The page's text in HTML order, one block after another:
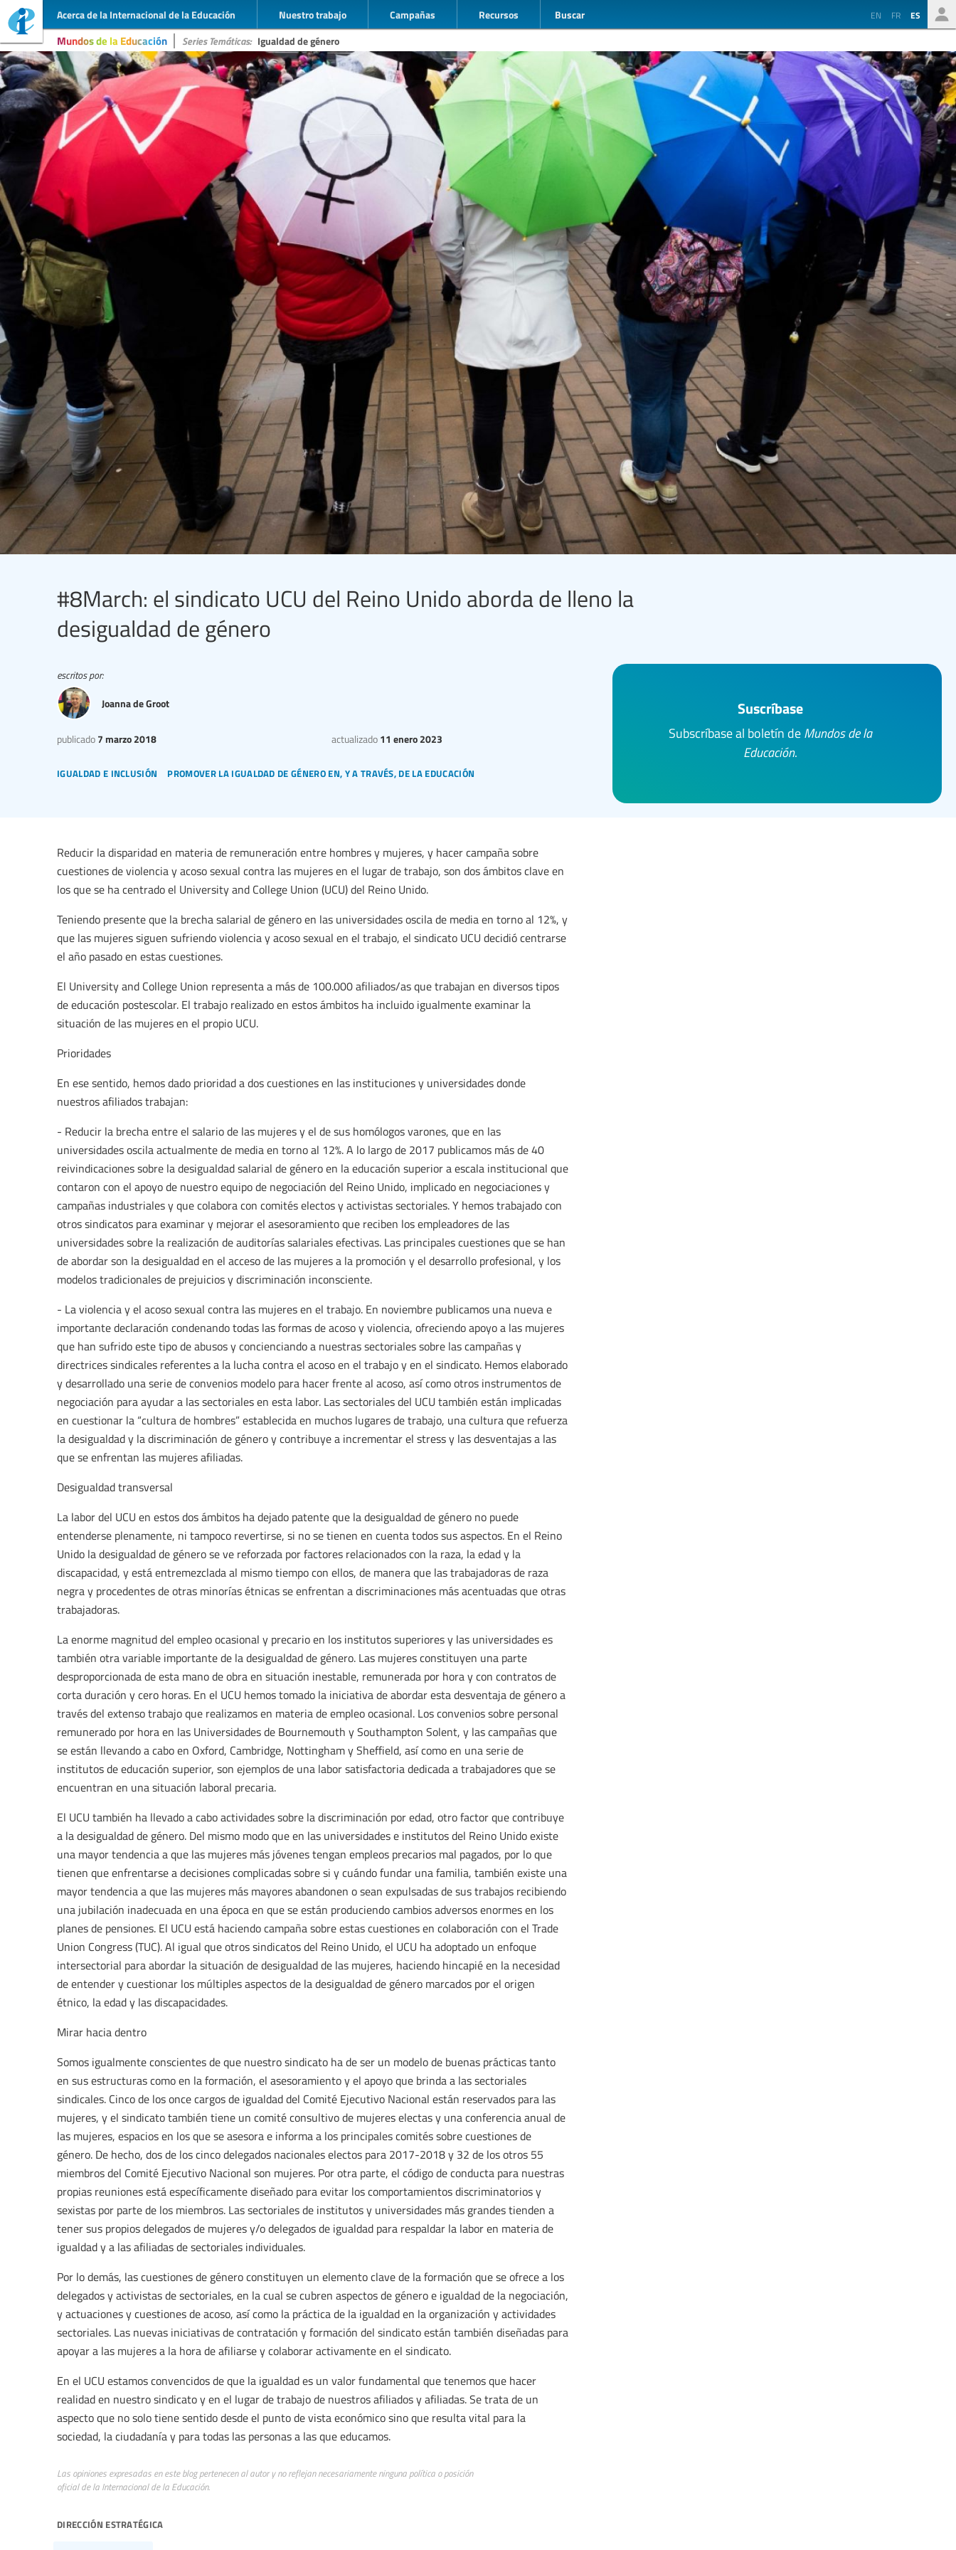
Acerca de la Internacional de la Educación Nuestro trabajo Campañas Recursos Buscar EN FR ES
Mundos de la Educación Series Temáticas: Igualdad de género
#8March: el sindicato UCU del Reino Unido aborda de lleno la
desigualdad de género
igualdad e inclusión promover la igualdad de género en, y a través, de la educación
publicado 7 marzo 2018 actualizado11 enero 2023
escritos por:
Joanna de Groot Suscríbase
Subscríbase al boletín de Mundos de la
Educación.
Reducir la disparidad en materia de remuneración entre hombres y mujeres, y hacer campaña sobre
cuestiones de violencia y acoso sexual contra las mujeres en el lugar de trabajo, son dos ámbitos clave en
los que se ha centrado el University and College Union (UCU) del Reino Unido.
Teniendo presente que la brecha salarial de género en las universidades oscila de media en torno al 12%, y
que las mujeres siguen sufriendo violencia y acoso sexual en el trabajo, el sindicato UCU decidió centrarse
el año pasado en estas cuestiones.
El University and College Union representa a más de 100.000 afiliados/as que trabajan en diversos tipos
de educación postescolar. El trabajo realizado en estos ámbitos ha incluido igualmente examinar la
situación de las mujeres en el propio UCU.
Prioridades
En ese sentido, hemos dado prioridad a dos cuestiones en las instituciones y universidades donde
nuestros afiliados trabajan:
- Reducir la brecha entre el salario de las mujeres y el de sus homólogos varones, que en las
universidades oscila actualmente de media en torno al 12%. A lo largo de 2017 publicamos más de 40
reivindicaciones sobre la desigualdad salarial de género en la educación superior a escala institucional que
contaron con el apoyo de nuestro equipo de negociación del Reino Unido, implicado en negociaciones y
campañas industriales y que colabora con comités electos y activistas sectoriales. Y hemos trabajado con
otros sindicatos para examinar y mejorar el asesoramiento que reciben los empleadores de las
universidades sobre la realización de auditorías salariales efectivas. Las principales cuestiones que se han
de abordar son la desigualdad en el acceso de las mujeres a la promoción y el desarrollo profesional, y los
modelos tradicionales de prejuicios y discriminación inconsciente.
- La violencia y el acoso sexual contra las mujeres en el trabajo. En noviembre publicamos una nueva e
importante declaración condenando todas las formas de acoso y violencia, ofreciendo apoyo a las mujeres
que han sufrido este tipo de abusos y concienciando a nuestras sectoriales sobre las campañas y
directrices sindicales referentes a la lucha contra el acoso en el trabajo y en el sindicato. Hemos elaborado
y desarrollado una serie de convenios modelo para hacer frente al acoso, así como otros instrumentos de
negociación para ayudar a las sectoriales en esta labor. Las sectoriales del UCU también están implicadas
en cuestionar la “cultura de hombres” establecida en muchos lugares de trabajo, una cultura que refuerza
la desigualdad y la discriminación de género y contribuye a incrementar el stress y las desventajas a las
que se enfrentan las mujeres afiliadas.
Desigualdad transversal
La labor del UCU en estos dos ámbitos ha dejado patente que la desigualdad de género no puede
entenderse plenamente, ni tampoco revertirse, si no se tienen en cuenta todos sus aspectos. En el Reino
Unido la desigualdad de género se ve reforzada por factores relacionados con la raza, la edad y la
discapacidad, y está entremezclada al mismo tiempo con ellos, de manera que las trabajadoras de raza
negra y procedentes de otras minorías étnicas se enfrentan a discriminaciones más acentuadas que otras
trabajadoras.
La enorme magnitud del empleo ocasional y precario en los institutos superiores y las universidades es
también otra variable importante de la desigualdad de género. Las mujeres constituyen una parte
desproporcionada de esta mano de obra en situación inestable, remunerada por hora y con contratos de
corta duración y cero horas. En el UCU hemos tomado la iniciativa de abordar esta desventaja de género a
través del extenso trabajo que realizamos en materia de empleo ocasional. Los convenios sobre personal
remunerado por hora en las Universidades de Bournemouth y Southampton Solent, y las campañas que
se están llevando a cabo en Oxford, Cambridge, Nottingham y Sheffield, así como en una serie de
institutos de educación superior, son ejemplos de una labor satisfactoria dedicada a trabajadores que se
encuentran en una situación laboral precaria.
El UCU también ha llevado a cabo actividades sobre la discriminación por edad, otro factor que contribuye
a la desigualdad de género. Del mismo modo que en las universidades e institutos del Reino Unido existe
una mayor tendencia a que las mujeres más jóvenes tengan empleos precarios mal pagados, por lo que
tienen que enfrentarse a decisiones complicadas sobre si y cuándo fundar una familia, también existe una
mayor tendencia a que las mujeres más mayores abandonen o sean expulsadas de sus trabajos recibiendo
una jubilación inadecuada en una época en que se están produciendo cambios adversos enormes en los
planes de pensiones. El UCU está haciendo campaña sobre estas cuestiones en colaboración con el Trade
Union Congress (TUC). Al igual que otros sindicatos del Reino Unido, el UCU ha adoptado un enfoque
intersectorial para abordar la situación de desigualdad de las mujeres, haciendo hincapié en la necesidad
de entender y cuestionar los múltiples aspectos de la desigualdad de género marcados por el origen
étnico, la edad y las discapacidades.
Mirar hacia dentro
Somos igualmente conscientes de que nuestro sindicato ha de ser un modelo de buenas prácticas tanto
en sus estructuras como en la formación, el asesoramiento y el apoyo que brinda a las sectoriales
sindicales. Cinco de los once cargos de igualdad del Comité Ejecutivo Nacional están reservados para las
mujeres, y el sindicato también tiene un comité consultivo de mujeres electas y una conferencia anual de
las mujeres, espacios en los que se asesora e informa a los principales comités sobre cuestiones de
género. De hecho, dos de los cinco delegados nacionales electos para 2017-2018 y 32 de los otros 55
miembros del Comité Ejecutivo Nacional son mujeres. Por otra parte, el código de conducta para nuestras
propias reuniones está específicamente diseñado para evitar los comportamientos discriminatorios y
sexistas por parte de los miembros. Las sectoriales de institutos y universidades más grandes tienden a
tener sus propios delegados de mujeres y/o delegados de igualdad para respaldar la labor en materia de
igualdad y a las afiliadas de sectoriales individuales.
Por lo demás, las cuestiones de género constituyen un elemento clave de la formación que se ofrece a los
delegados y activistas de sectoriales, en la cual se cubren aspectos de género e igualdad de la negociación,
y actuaciones y cuestiones de acoso, así como la práctica de la igualdad en la organización y actividades
sectoriales. Las nuevas iniciativas de contratación y formación del sindicato están también diseñadas para
apoyar a las mujeres a la hora de afiliarse y colaborar activamente en el sindicato.
En el UCU estamos convencidos de que la igualdad es un valor fundamental que tenemos que hacer
realidad en nuestro sindicato y en el lugar de trabajo de nuestros afiliados y afiliadas. Se trata de un
aspecto que no solo tiene sentido desde el punto de vista económico sino que resulta vital para la
sociedad, la ciudadanía y para todas las personas a las que educamos.
Las opiniones expresadas en este blog pertenecen al autor y no reflejan necesariamente ninguna política o posición
oficial de la Internacional de la Educación.
dirección estratégica